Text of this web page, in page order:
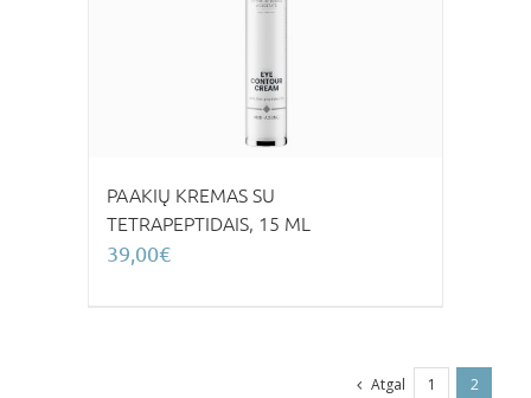
PAAKIŲ KREMAS SU
TETRAPEPTIDAIS, 15 ML
39,00€
Atgal 1 2